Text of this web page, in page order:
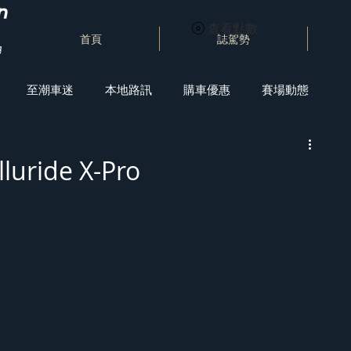
首頁 誌駕勢
查看點數
至潮車迷 本地路訊 購車優惠 賽場動態
X-Pro